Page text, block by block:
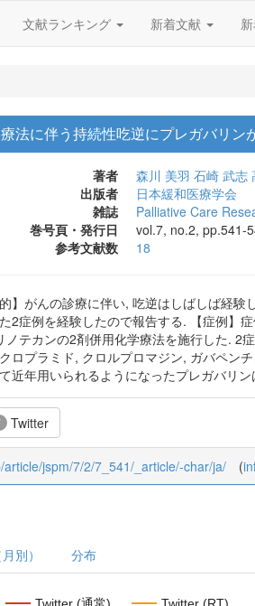
文献ランキング 新着文献
法に伴う持続性吃逆にプレガバリン
著者 森川 美羽 石崎 武志
出版者
日本緩和医療学会
雑誌
Palliative Care
巻号頁・発行日
vol.7, no.2, pp.541-
参考文献数
18
的】がんの診療に伴い, 吃逆はしばしば経
2症例を経験したので報告する. 【症例】
ノテカンの2剤併用化学療法を施行した. 2
ロプラミド, クロルプロマジン, ガバペン
近年用いられるようになったプレガバリ
Twitter
jspm/7/2/7_541/_article/-char/ja/ (
別） 分布